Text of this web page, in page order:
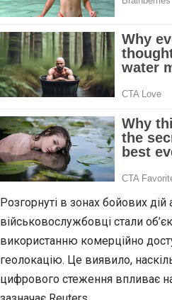
Розгорнуті в зонах бойових дій
військовослужбовці стали
використанню комерційно
геолокацію. Це виявило,
цифрового стеження впливає на